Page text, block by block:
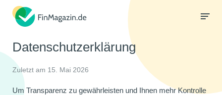
Datenschutzerklärung
Zuletzt am 15. Mai 2026
Um Transparenz zu gewährleisten und Ihnen mehr Kontrolle